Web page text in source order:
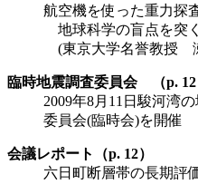
航空機を使った重力探
地球科学の盲点を突く
(東京大学名誉教授
臨時地震調査委員会 （p. 12
2009年8月11日駿河湾
委員会(臨時会)を開催
会議レポート（p. 12）
六日町断層帯の長期評